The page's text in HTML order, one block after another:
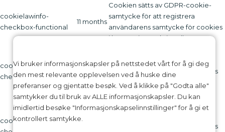
Vi bruker informasjonskapsler på nettstedet vårt for å gi deg
den mest relevante opplevelsen ved å huske dine
preferanser og gjentatte besøk. Ved å klikke på "Godta alle"
samtykker du til bruk av ALLE informasjonskapsler. Du kan
imidlertid besøke "Informasjonskapselinnstillinger" for å gi et
kontrollert samtykke.
cookielawinfo-
checkbox-functional
11 months
Cookien sätts av GDPR-cookie-
samtycke för att registrera
användarens samtycke för cookies
i kategorin "Funktionell".
cookielawinfo-
checkbox-necessary
11 months
Cookie Consent-plugin. Cookies
används för att lagra användarens
samtycke för cookies i kategorin
"Nödvändigt".
cookielawinfo-
Denna cookie ställs in av GDPR
används för att lagra användarens